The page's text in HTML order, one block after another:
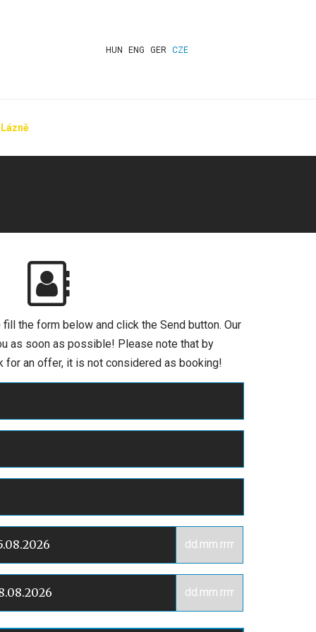
HUN ENG GER CZE
Lázně
the form below and click the Send button. Our
as soon as possible! Please note that by
for an offer, it is not considered as booking!
dd.mm.rrrr
dd.mm.rrrr